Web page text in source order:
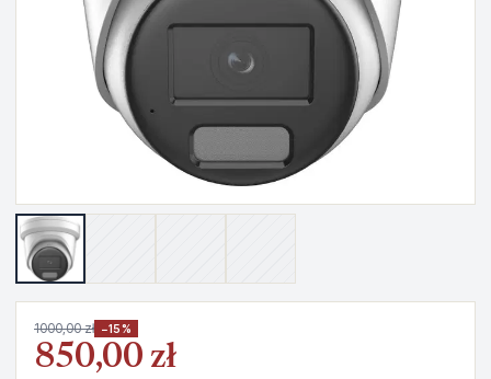
1000,00 zł −15%
850,00 zł